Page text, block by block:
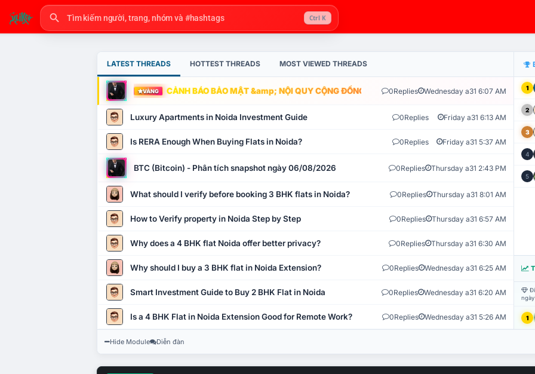
Ctrl K
LATEST THREADS HOTTEST THREADS MOST VIEWED THREADS
VÀNG CẢNH BÁO BẢO MẬT &amp; NỘI QUY CỘNG ĐỒNG VLIKE.VN: HỆ THỐNG GIÁM SÁT TỰ
0Replies Wednesday a31 6:07 AM
Luxury Apartments in Noida Investment Guide 0Replies Friday a31 6:13 AM
Is RERA Enough When Buying Flats in Noida? 0Replies Friday a31 5:37 AM
BTC (Bitcoin) - Phân tích snapshot ngày 06/08/2026 0Replies Thursday a31 2:43 PM
What should I verify before booking 3 BHK flats in Noida? 0Replies Thursday a31 8:01 AM
How to Verify property in Noida Step by Step 0Replies Thursday a31 6:57 AM
Why does a 4 BHK flat Noida offer better privacy? 0Replies Thursday a31 6:30 AM
Why should I buy a 3 BHK flat in Noida Extension? 0Replies Wednesday a31 6:25 AM
Smart Investment Guide to Buy 2 BHK Flat in Noida 0Replies Wednesday a31 6:20 AM
Is a 4 BHK Flat in Noida Extension Good for Remote Work? 0Replies Wednesday a31 5:26 AM
1
2
3
4
5
1
Hide Module Diễn đàn